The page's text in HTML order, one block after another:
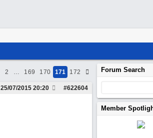
2 … 169 170 171 172
#622604
25/07/2015 20:20
Forum Search
Member